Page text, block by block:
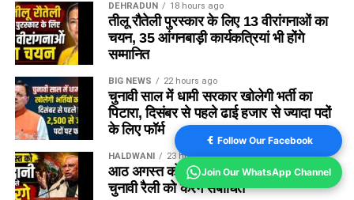
DEHRADUN 18 hours ago
तीलू रौतेली पुरस्कार के लिए 13 वीरांगनाओं का
चयन, 35 आंगनबाड़ी कार्यकत्रियां भी होंगे
सम्मानित
BIG NEWS 22 hours ago
चुनावी साल में धामी सरकार खोलेगी भर्ती का
पिटारा, दिसंबर से पहले ढाई हजार से ज्यादा पदों
के लिए फॉर्म
HALDWANI 23 hours ago
आठ अगस्त को हल्द्वानी आएंगे मल्लिकार्जुन खरगे,
चुनावी रैली को करेंगे संबोधित
Follow Our Facebook
Join Our WhatsApp Channel